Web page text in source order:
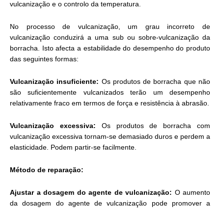
vulcanização e o controlo da temperatura.
No processo de vulcanização, um grau incorreto de
vulcanização conduzirá a uma sub ou sobre-vulcanização da
borracha. Isto afecta a estabilidade do desempenho do produto
das seguintes formas:
Vulcanização insuficiente: Os produtos de borracha que não
são suficientemente vulcanizados terão um desempenho
relativamente fraco em termos de força e resistência à abrasão.
Vulcanização excessiva: Os produtos de borracha com
vulcanização excessiva tornam-se demasiado duros e perdem a
elasticidade. Podem partir-se facilmente.
Método de reparação:
Ajustar a dosagem do agente de vulcanização: O aumento
da dosagem do agente de vulcanização pode promover a